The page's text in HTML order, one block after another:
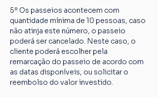
5º Os passeios acontecem com
quantidade mínima de 10 pessoas, caso
não atinja este número, o passeio
poderá ser cancelado. Neste caso, o
cliente poderá escolher pela
remarcação do passeio de acordo com
as datas disponíveis, ou solicitar o
reembolso do valor investido.